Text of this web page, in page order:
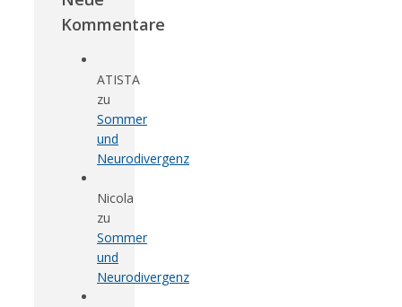
Kommentare
ATISTA
zu
Sommer
und
Neurodivergenz
Nicola
zu
Sommer
und
Neurodivergenz